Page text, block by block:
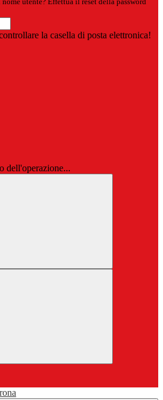
la casella di posta elettronica!
dell'operazione...